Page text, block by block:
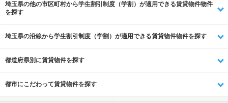
埼玉県の他の市区町村から学生割引制度（学割）が適用できる賃貸物件物件
を探す
埼玉県の沿線から学生割引制度（学割）が適用できる賃貸物件物件を探す
都道府県別に賃貸物件を探す
都市にこだわって賃貸物件を探す